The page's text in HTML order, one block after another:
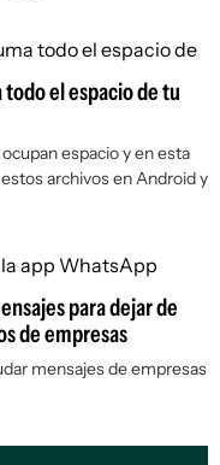
el espacio de tu
espacio y en esta
archivos en Android y
para dejar de
de empresas
mensajes de empresas